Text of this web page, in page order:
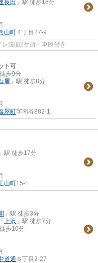
長田 」駅 徒歩18分
山町 ４丁目27-9
洗面2ケ所・車庫付き
ト可
歩9分
屋 」駅 徒歩8分
屋町字南谷882-1
」駅 徒歩17分
山町15-1
」駅 徒歩3分
「 上沢 」駅 徒歩7分
歩10分
道通 ６丁目2-27